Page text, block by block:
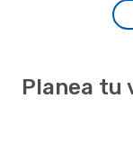
Planea tu